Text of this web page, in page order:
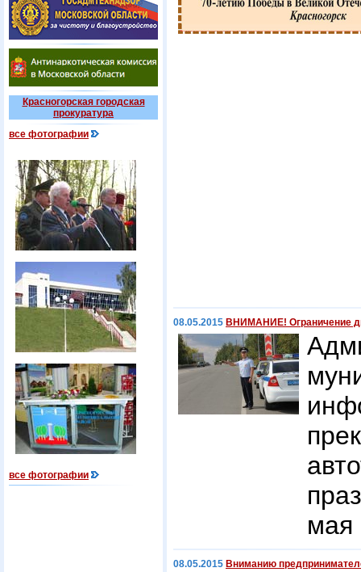
Красногорская городская
прокуратура
все фотографии
все фотографии
08.05.2015 ВНИМАНИЕ! Ограничение
мая
08.05.2015 Вниманию